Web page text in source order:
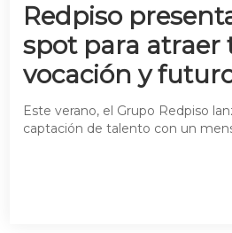
Redpiso
spot para atraer
vocación y
Este verano, el Grupo Redpiso
captación de talento con un